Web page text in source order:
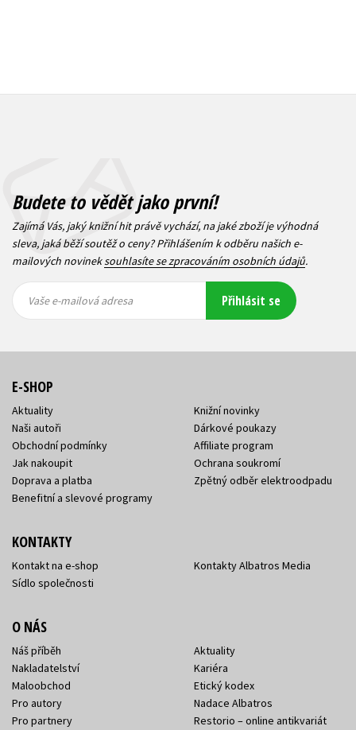
Budete to vědět jako první!
Zajímá Vás, jaký knižní hit právě vychází, na jaké zboží je výhodná
sleva, jaká běží soutěž o ceny? Přihlášením k odběru našich e-
mailových novineksouhlasíte se zpracováním osobních údajů.
mailová
mailová
Vaše e-mailová adresa Přihlásit se
E-SHOP
Aktuality
Naši autoři
Obchodní podmínky
Jak nakoupit
Doprava a platba
Benefitní a slevové programy
Knižní novinky
Dárkové poukazy
Affiliate program
Ochrana soukromí
Zpětný odběr elektroodpadu
KONTAKTY
Kontakt na e-shop
Sídlo společnosti
Kontakty Albatros Media
O NÁS
Náš příběh
Nakladatelství
Maloobchod
Pro autory
Pro partnery
Aktuality
Kariéra
Etický kodex
Nadace Albatros
Restorio – online antikvariát